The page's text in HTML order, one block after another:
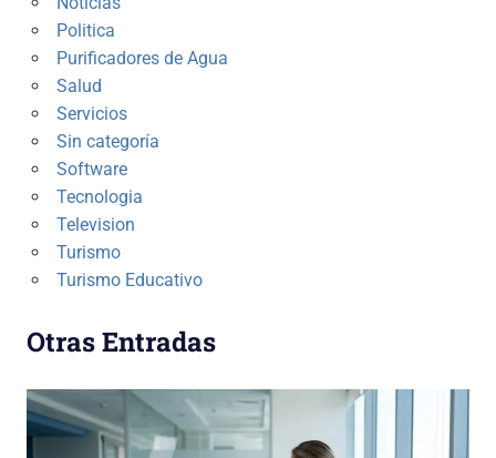
Politica
Purificadores de Agua
Salud
Servicios
Sin categoría
Software
Tecnologia
Television
Turismo
Turismo Educativo
Otras Entradas